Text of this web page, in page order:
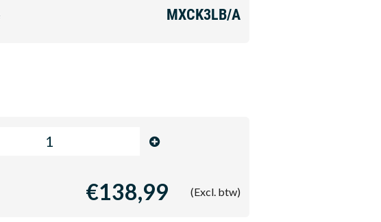
MXCK3LB/A
€138,99 (Excl. btw)